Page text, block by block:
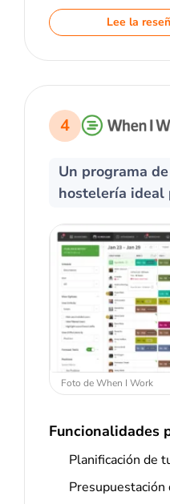
Lee la
4
Un programa
hostelería ideal
Foto de When I Work
Funcionalidades
Planificación de
Presupuestación